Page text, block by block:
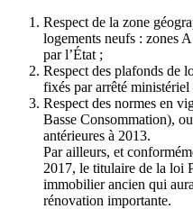
Respect de la zone
logements neufs : zones
par l’État ;
Respect des plafonds de
fixés par arrêté ministériel
Respect des normes en
Basse Consommation),
antérieures à 2013.
Par ailleurs, et
2017, le titulaire de la loi
immobilier ancien qui
rénovation importante.